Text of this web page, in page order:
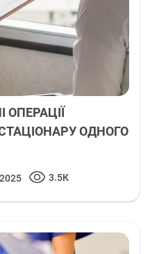
ОПЕРАЦІЇ
ОДНОГО
3.5К